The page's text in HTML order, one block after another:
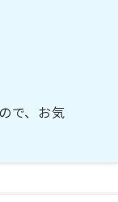
で、お気